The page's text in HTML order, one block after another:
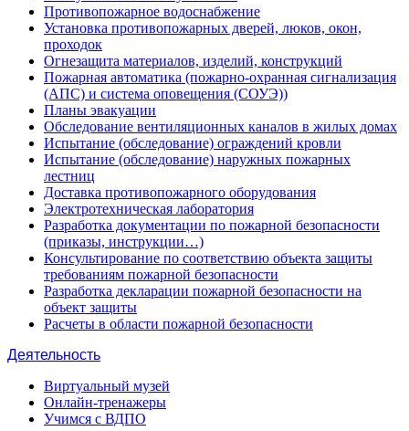
Противопожарное водоснабжение
Установка противопожарных дверей, люков, окон,
проходок
Огнезащита материалов, изделий, конструкций
Пожарная автоматика (пожарно-охранная сигнализация
(АПС) и система оповещения (СОУЭ))
Планы эвакуации
Обследование вентиляционных каналов в жилых домах
Испытание (обследование) ограждений кровли
Испытание (обследование) наружных пожарных
лестниц
Доставка противопожарного оборудования
Электротехническая лаборатория
Разработка документации по пожарной безопасности
(приказы, инструкции…)
Консультирование по соответствию объекта защиты
требованиям пожарной безопасности
Разработка декларации пожарной безопасности на
объект защиты
Расчеты в области пожарной безопасности
Деятельность
Виртуальный музей
Онлайн-тренажеры
Учимся с ВДПО